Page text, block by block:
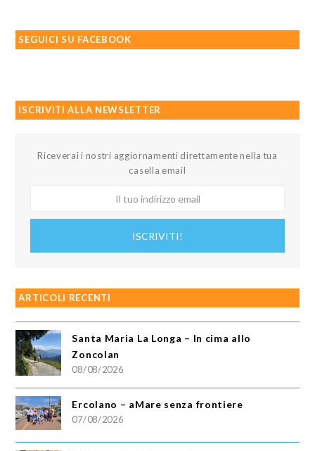
SEGUICI SU FACEBOOK
ISCRIVITI ALLA NEWSLETTER
Riceverai i nostri aggiornamenti direttamente nella tua
casella email
ISCRIVITI!
ARTICOLI RECENTI
Santa Maria La Longa – In cima allo
Zoncolan
08/08/2026
Ercolano – aMare senza frontiere
07/08/2026